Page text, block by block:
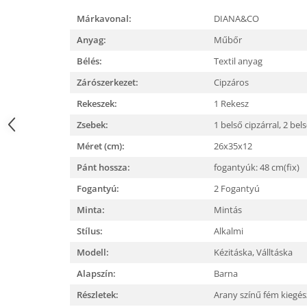
Márkavonal:
DIANA&CO
Anyag:
Műbőr
Bélés:
Textil anyag
Zárószerkezet:
Cipzáros
Rekeszek:
1 Rekesz
Zsebek:
1 belső cipzárral,2
Méret (cm):
26x35x12
Pánt hossza:
fogantyúk: 48 cm(fix)
Fogantyú:
2 Fogantyú
Minta:
Mintás
Stílus:
Alkalmi
Modell:
Kézitáska,Válltáska
Alapszín:
Barna
Részletek:
Arany színű fém